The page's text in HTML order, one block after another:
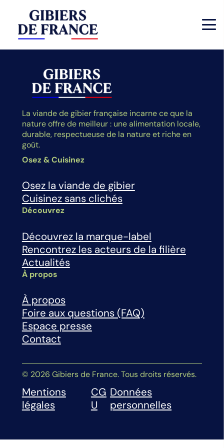
La viande de gibier française incarne ce que la
nature offre de meilleur : une alimentation locale,
durable, respectueuse de la nature et riche en
goût.
Osez & Cuisinez
Osez la viande de gibier
Cuisinez sans clichés
Découvrez
Découvrez la marque-label
Rencontrez les acteurs de la filière
Actualités
À propos
À propos
Foire aux questions (FAQ)
Espace presse
Contact
© 2026 Gibiers de France. Tous droits réservés.
Mentions
légales
CG
U
Données
personnelles